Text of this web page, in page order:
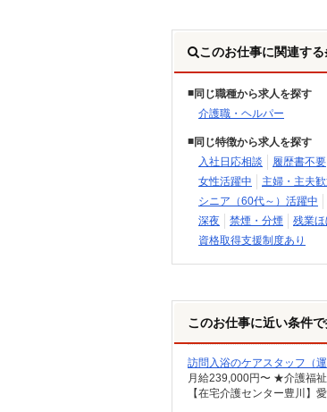
このお仕事に関連す
同じ職種から求人を探す
介護職・ヘルパー
同じ特徴から求人を探す
入社日応相談
履歴書不要
女性活躍中
主婦・主夫
シニア（60代～）活躍中
深夜
禁煙・分煙 残業ほ
資格取得支援制度あり
このお仕事に近い条件
訪問入浴のケアスタッフ（運